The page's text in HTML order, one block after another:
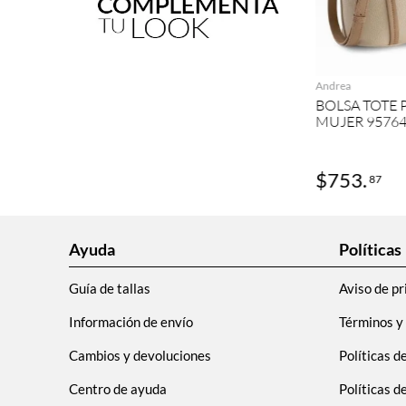
Andrea
BOLSA TOTE
MUJER
$753.87
Ayuda
Guía de tallas
Información de envío
Cambios y devoluciones
Centro de ayuda
Políticas
Aviso de
Términos
Políticas
Políticas